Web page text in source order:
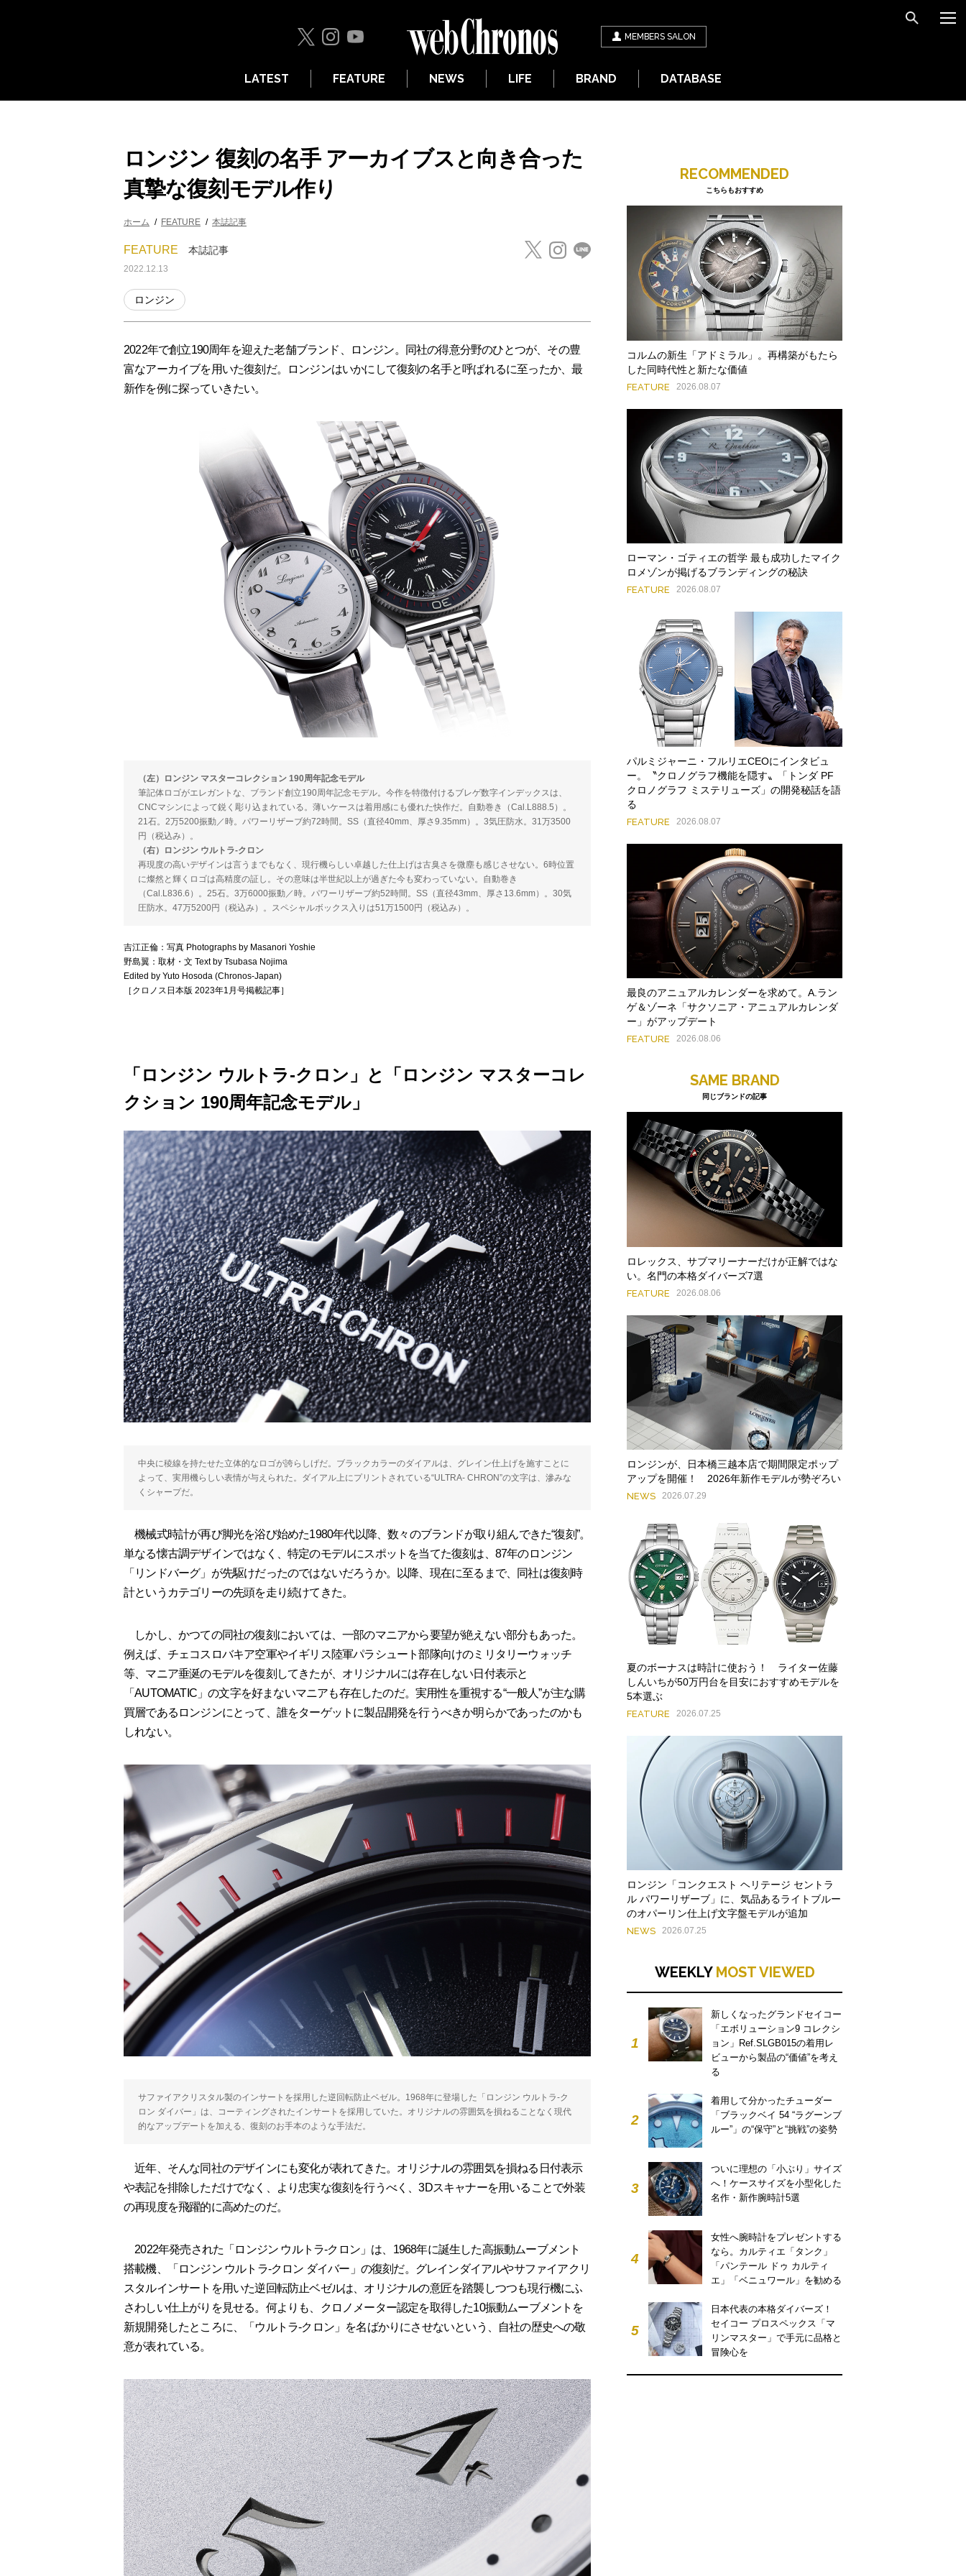
MEMBERS SALON
LATEST FEATURE NEWS LIFE BRAND DATABASE
ロンジン 復刻の名手 アーカイブスと向き合った
真摯な復刻モデル作り
ホーム FEATURE 本誌記事
FEATURE 本誌記事
2022.12.13
ロンジン
2022年で創立190周年を迎えた老舗ブランド、ロンジン。同社の得意分野のひとつが、その豊
富なアーカイブを用いた復刻だ。ロンジンはいかにして復刻の名手と呼ばれるに至ったか、最
新作を例に探っていきたい。
（左）ロンジン マスターコレクション 190周年記念モデル
筆記体ロゴがエレガントな、ブランド創立190周年記念モデル。今作を特徴付けるブレゲ数字インデックスは、
CNCマシンによって鋭く彫り込まれている。薄いケースは着用感にも優れた快作だ。自動巻き（Cal.L888.5）。
21石。2万5200振動／時。パワーリザーブ約72時間。SS（直径40mm、厚さ9.35mm）。3気圧防水。31万3500
円（税込み）。
（右）ロンジン ウルトラ-クロン
再現度の高いデザインは言うまでもなく、現行機らしい卓越した仕上げは古臭さを微塵も感じさせない。6時位置
に燦然と輝くロゴは高精度の証し。その意味は半世紀以上が過ぎた今も変わっていない。自動巻き
（Cal.L836.6）。25石。3万6000振動／時。パワーリザーブ約52時間。SS（直径43mm、厚さ13.6mm）。30気
圧防水。47万5200円（税込み）。スペシャルボックス入りは51万1500円（税込み）。
吉江正倫：写真 Photographs by Masanori Yoshie
野島翼：取材・文 Text by Tsubasa Nojima
Edited by Yuto Hosoda (Chronos-Japan)
［クロノス日本版 2023年1月号掲載記事］
「ロンジン ウルトラ-クロン」と「ロンジン マスターコレ
クション 190周年記念モデル」
中央に稜線を持たせた立体的なロゴが誇らしげだ。ブラックカラーのダイアルは、グレイン仕上げを施すことに
よって、実用機らしい表情が与えられた。ダイアル上にプリントされている“ULTRA- CHRON”の文字は、滲みな
くシャープだ。
機械式時計が再び脚光を浴び始めた1980年代以降、数々のブランドが取り組んできた“復刻”。
単なる懐古調デザインではなく、特定のモデルにスポットを当てた復刻は、87年のロンジン
「リンドバーグ」が先駆けだったのではないだろうか。以降、現在に至るまで、同社は復刻時
計というカテゴリーの先頭を走り続けてきた。
しかし、かつての同社の復刻においては、一部のマニアから要望が絶えない部分もあった。
例えば、チェコスロバキア空軍やイギリス陸軍パラシュート部隊向けのミリタリーウォッチ
等、マニア垂涎のモデルを復刻してきたが、オリジナルには存在しない日付表示と
「AUTOMATIC」の文字を好まないマニアも存在したのだ。実用性を重視する“一般人”が主な購
買層であるロンジンにとって、誰をターゲットに製品開発を行うべきか明らかであったのかも
しれない。
サファイアクリスタル製のインサートを採用した逆回転防止ベゼル。1968年に登場した「ロンジン ウルトラ-ク
ロン ダイバー」は、コーティングされたインサートを採用していた。オリジナルの雰囲気を損ねることなく現代
的なアップデートを加える、復刻のお手本のような手法だ。
近年、そんな同社のデザインにも変化が表れてきた。オリジナルの雰囲気を損ねる日付表示
や表記を排除しただけでなく、より忠実な復刻を行うべく、3Dスキャナーを用いることで外装
の再現度を飛躍的に高めたのだ。
2022年発売された「ロンジン ウルトラ-クロン」は、1968年に誕生した高振動ムーブメント
搭載機、「ロンジン ウルトラ-クロン ダイバー」の復刻だ。グレインダイアルやサファイアクリ
スタルインサートを用いた逆回転防止ベゼルは、オリジナルの意匠を踏襲しつつも現行機にふ
さわしい仕上がりを見せる。何よりも、クロノメーター認定を取得した10振動ムーブメントを
新規開発したところに、「ウルトラ-クロン」を名ばかりにさせないという、自社の歴史への敬
意が表れている。
RECOMMENDED
こちらもおすすめ
コルムの新生「アドミラル」。再構築がもたら
した同時代性と新たな価値
FEATURE 2026.08.07
ローマン・ゴティエの哲学 最も成功したマイク
ロメゾンが掲げるブランディングの秘訣
FEATURE 2026.08.07
パルミジャーニ・フルリエCEOにインタビュ
ー。〝クロノグラフ機能を隠す〟「トンダ PF
クロノグラフ ミステリューズ」の開発秘話を語
る
FEATURE 2026.08.07
最良のアニュアルカレンダーを求めて。A.ラン
ゲ＆ゾーネ「サクソニア・アニュアルカレンダ
ー」がアップデート
FEATURE 2026.08.06
SAME BRAND
同じブランドの記事
ロレックス、サブマリーナーだけが正解ではな
い。名門の本格ダイバーズ7選
FEATURE 2026.08.06
ロンジンが、日本橋三越本店で期間限定ポップ
アップを開催！ 2026年新作モデルが勢ぞろい
NEWS 2026.07.29
夏のボーナスは時計に使おう！ ライター佐藤
しんいちが50万円台を目安におすすめモデルを
5本選ぶ
FEATURE 2026.07.25
ロンジン「コンクエスト ヘリテージ セントラ
ル パワーリザーブ」に、気品あるライトブルー
のオパーリン仕上げ文字盤モデルが追加
NEWS 2026.07.25
WEEKLY MOST VIEWED
1
新しくなったグランドセイコー
「エボリューション9 コレクシ
ョン」Ref.SLGB015の着用レ
ビューから製品の“価値”を考え
る
2
着用して分かったチューダー
「ブラックベイ 54 “ラグーンブ
ルー”」の“保守”と“挑戦”の姿勢
3
ついに理想の「小ぶり」サイズ
へ！ケースサイズを小型化した
名作・新作腕時計5選
4
女性へ腕時計をプレゼントする
なら。カルティエ「タンク」
「パンテール ドゥ カルティ
エ」「ベニュワール」を勧める
5
日本代表の本格ダイバーズ！
セイコー プロスペックス「マ
リンマスター」で手元に品格と
冒険心を